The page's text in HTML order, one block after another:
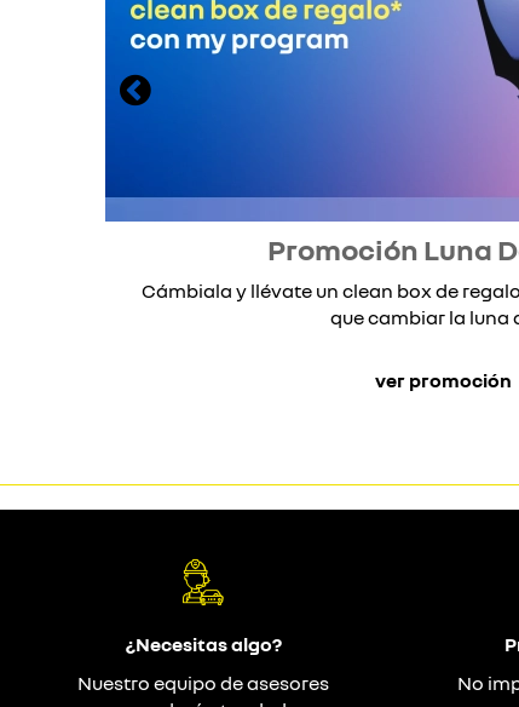
Promoción Luna
Cámbiala y llévate un clean box de
que cambiar la luna
ver promoción
¿Necesitas algo?
Nuestro equipo de asesores
No